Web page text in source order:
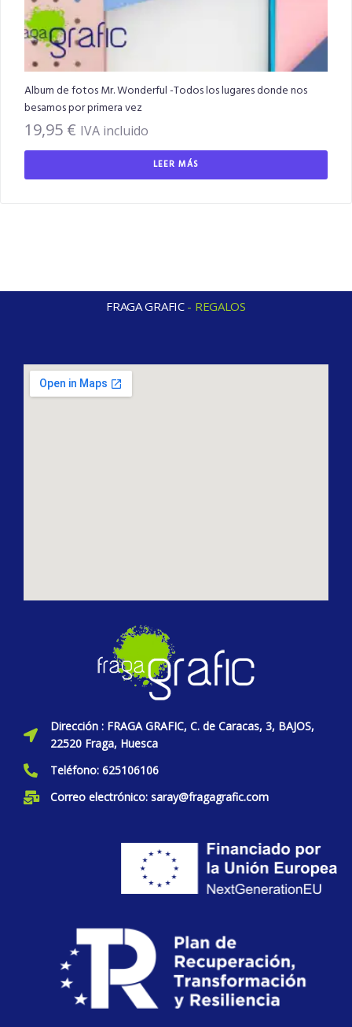
Album de fotos Mr. Wonderful -Todos los lugares donde nos
besamos por primera vez
19,95 € IVA incluido
LEER MÁS
FRAGA GRAFIC - REGALOS
Dirección : FRAGA GRAFIC, C. de Caracas, 3, BAJOS,
22520 Fraga, Huesca
Teléfono: 625106106
Correo electrónico: saray@fragagrafic.com